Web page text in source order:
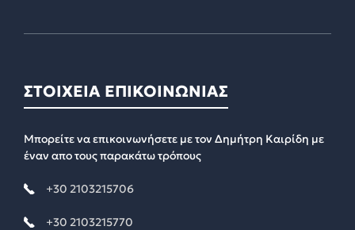
ΣΤΟΙΧΕΙΑ ΕΠΙΚΟΙΝΩΝΙΑΣ
Μπορείτε να επικοινωνήσετε με τον Δημήτρη Καιρίδη με
έναν απο τους παρακάτω τρόπους
+30 2103215706
+30 2103215770